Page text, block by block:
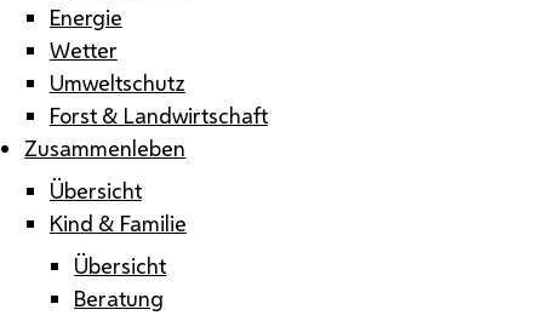
Energie
Wetter
Umweltschutz
Forst & Landwirtschaft
Zusammenleben
Übersicht
Kind & Familie
Übersicht
Beratung